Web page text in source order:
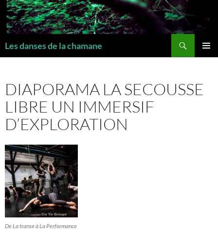
Les danses de la chamane
DIAPORAMA LA SECOUSSE
LIBRE UN IMMERSIF
D’EXPLORATION
De La transe à La Performance